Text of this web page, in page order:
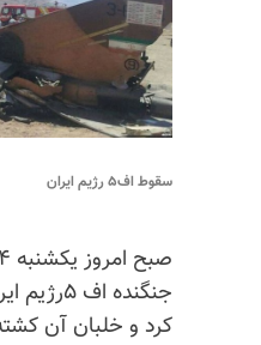
سقوط اف۵ رژیم ایران
جنگنده
کرد و خلبان آن